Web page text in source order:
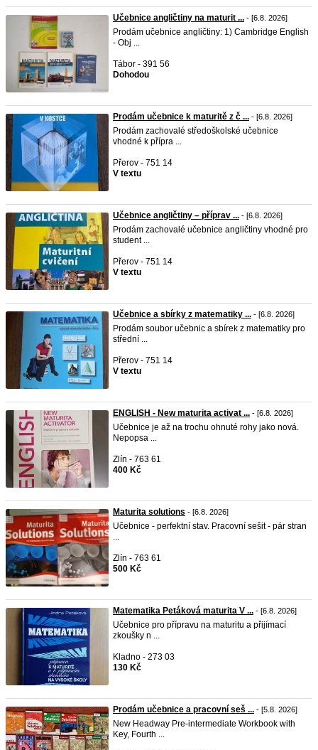
Učebnice angličtiny na maturit ... - [6.8. 2026]
Prodám učebnice angličtiny: 1) Cambridge English
- Obj ...
Tábor - 391 56
Dohodou
Prodám učebnice k maturitě z č ... - [6.8. 2026]
Prodám zachovalé středoškolské učebnice
vhodné k přípra ...
Přerov - 751 14
V textu
Učebnice angličtiny – příprav ... - [6.8. 2026]
Prodám zachovalé učebnice angličtiny vhodné pro
student ...
Přerov - 751 14
V textu
Učebnice a sbírky z matematiky ... - [6.8. 2026]
Prodám soubor učebnic a sbírek z matematiky pro
střední ...
Přerov - 751 14
V textu
ENGLISH - New maturita activat ... - [6.8. 2026]
Učebnice je až na trochu ohnuté rohy jako nová.
Nepopsa ...
Zlín - 763 61
400 Kč
Maturita solutions - [6.8. 2026]
Učebnice - perfektní stav. Pracovní sešit - pár stran
...
Zlín - 763 61
500 Kč
Matematika Petáková maturita V ... - [6.8. 2026]
Učebnice pro přípravu na maturitu a přijímací
zkoušky n ...
Kladno - 273 03
130 Kč
Prodám učebnice a pracovní seš ... - [5.8. 2026]
New Headway Pre-intermediate Workbook with
Key, Fourth ...